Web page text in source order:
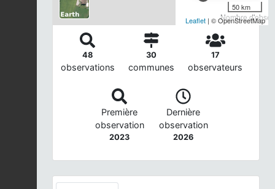
Nombre
50 km
Leaflet | © OpenStreetMap
48
observations
30
communes
17
observateurs
Première
observation
2023
Dernière
observation
2026